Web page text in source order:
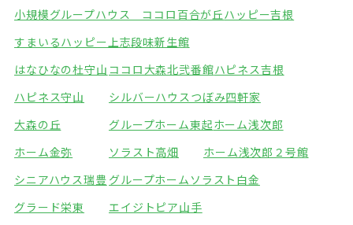
小規模グループハウス ココロ百合が丘ハッピー吉根
すまいるハッピー上志段味新生館
はなひなの杜守山 ココロ大森北弐番館ハピネス吉根
ハピネス守山
シルバーハウスつぼみ四軒家
大森の丘
グループホーム東起ホーム浅次郎
ホーム金弥
ソラスト高畑
ホーム浅次郎２号館
シニアハウス瑞豊 グループホームソラスト白金
グラード栄東
エイジトピア山手